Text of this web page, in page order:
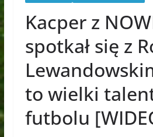
Kacper z
spotkał się z
to wielki
futbolu